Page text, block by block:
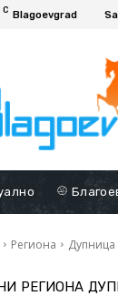
C Blagoevgrad
Региона Дупница
РЕГИОНА